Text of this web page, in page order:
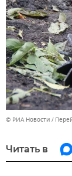
© РИА Новости
Читать в